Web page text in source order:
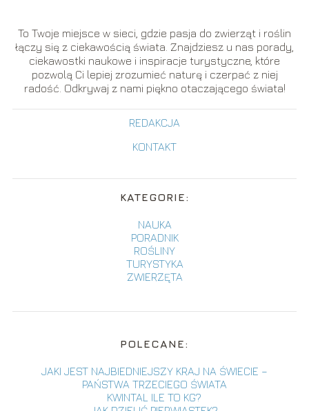
To Twoje miejsce w sieci, gdzie pasja do zwierząt i roślin
łączy się z ciekawością świata. Znajdziesz u nas porady,
ciekawostki naukowe i inspiracje turystyczne, które
pozwolą Ci lepiej zrozumieć naturę i czerpać z niej
radość. Odkrywaj z nami piękno otaczającego świata!
REDAKCJA
KONTAKT
KATEGORIE:
NAUKA
PORADNIK
ROŚLINY
TURYSTYKA
ZWIERZĘTA
POLECANE:
JAKI JEST NAJBIEDNIEJSZY KRAJ NA ŚWIECIE –
PAŃSTWA TRZECIEGO ŚWIATA
KWINTAL ILE TO KG?